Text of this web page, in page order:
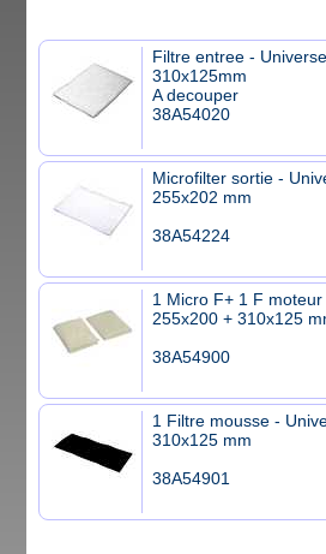
Filtre entree -
310x125mm
A decouper
38A54020
Microfilter sortie -
255x202 mm
38A54224
1 Micro F+ 1 F
255x200 + 310x125
38A54900
1 Filtre mousse -
310x125 mm
38A54901